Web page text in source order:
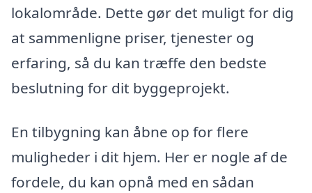
lokalområde. Dette gør det muligt for dig
at sammenligne priser, tjenester og
erfaring, så du kan træffe den bedste
beslutning for dit byggeprojekt.
En tilbygning kan åbne op for flere
muligheder i dit hjem. Her er nogle af de
fordele, du kan opnå med en sådan